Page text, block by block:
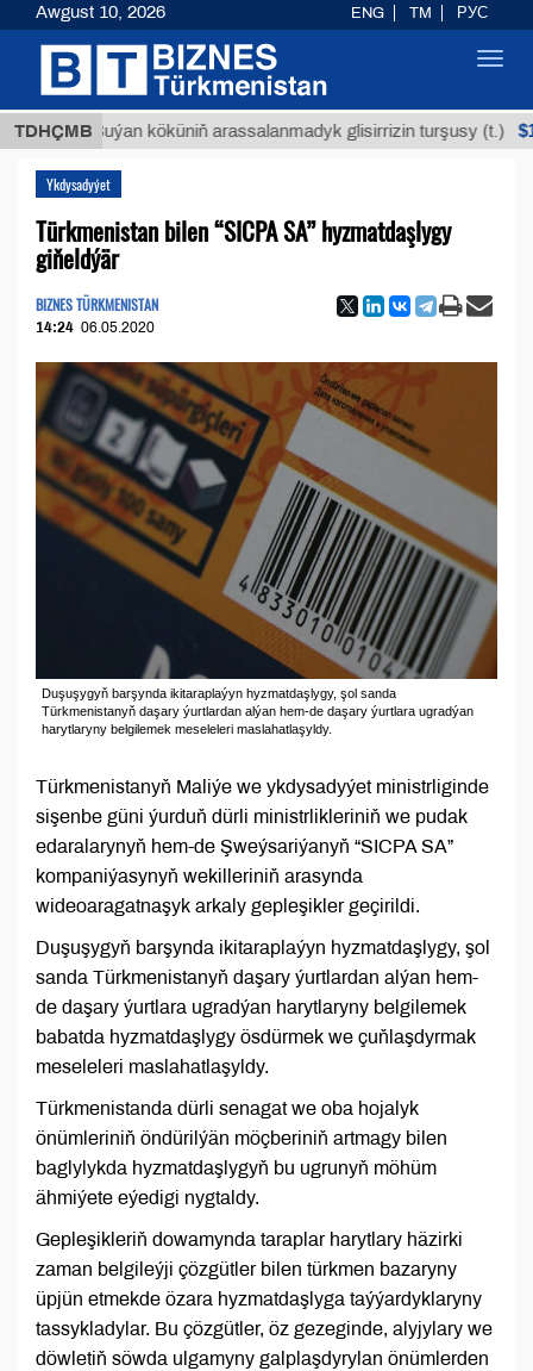
TDHÇMB
Buýan köküniň arassalanmadyk glisirrizin turşusy (t.)
Ykdysadyýet
Türkmenistan bilen “SICPA SA” hyzmatdaşlygy
giňeldýär
BIZNES TÜRKMENISTAN
14:24 06.05.2020
Duşuşygyň barşynda ikitaraplaýyn hyzmatdaşlygy, şol sanda
Türkmenistanyň daşary ýurtlardan alýan hem-de daşary ýurtlara ugradýan
harytlaryny belgilemek meseleleri maslahatlaşyldy.
Türkmenistanyň Maliýe we ykdysadyýet ministrliginde
sişenbe güni ýurduň dürli ministrlikleriniň we pudak
edaralarynyň hem-de Şweýsariýanyň “SICPA SA”
kompaniýasynyň wekilleriniň arasynda
wideoaragatnaşyk arkaly gepleşikler geçirildi.
Duşuşygyň barşynda ikitaraplaýyn hyzmatdaşlygy, şol
sanda Türkmenistanyň daşary ýurtlardan alýan hem-
de daşary ýurtlara ugradýan harytlaryny belgilemek
babatda hyzmatdaşlygy ösdürmek we çuňlaşdyrmak
meseleleri maslahatlaşyldy.
Türkmenistanda dürli senagat we oba hojalyk
önümleriniň öndürilýän möçberiniň artmagy bilen
baglylykda hyzmatdaşlygyň bu ugrunyň möhüm
ähmiýete eýedigi nygtaldy.
Gepleşikleriň dowamynda taraplar harytlary häzirki
zaman belgileýji çözgütler bilen türkmen bazaryny
üpjün etmekde özara hyzmatdaşlyga taýýardyklaryny
tassykladylar. Bu çözgütler, öz gezeginde, alyjylary we
döwletiň söwda ulgamyny galplaşdyrylan önümlerden
Awgust 10, 2026 ENG TM РУС